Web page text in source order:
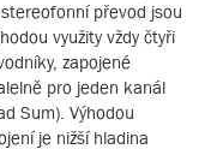
převod jsou
využity vždy čtyři
zapojené
pro jeden kanál
Sum). Výhodou
je nižší hladina